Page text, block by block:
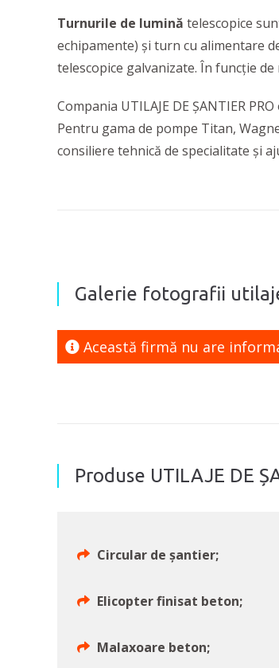
Turnurile de lumină telescopice
echipamente) și turn cu alimentare
telescopice galvanizate. În funcție
Compania UTILAJE DE ȘANTIER
Pentru gama de pompe Titan,
consiliere tehnică de specialitate și
Galerie fotografii
Această firmă nu are
Produse UTILAJE DE
Circular de șantier;
Elicopter finisat beton;
Malaxoare beton;